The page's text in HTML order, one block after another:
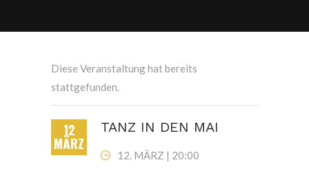
Diese Veranstaltung hat bereits
stattgefunden.
12
MÄRZ
TANZ IN DEN MAI
12. MÄRZ | 20:00